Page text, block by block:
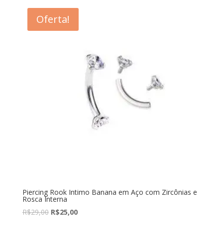
Oferta!
Piercing Rook Intimo Banana em Aço com Zircônias e
Rosca Interna
R$29,00 R$25,00